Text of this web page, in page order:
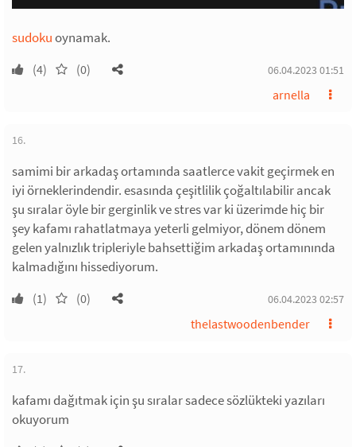
sudokuoynamak.
(4) (0) 06.04.2023 01:51
arnella
16.
samimi bir arkadaş ortamında saatlerce vakit geçirmek en
iyi örneklerindendir. esasında çeşitlilik çoğaltılabilir ancak
şu sıralar öyle bir gerginlik ve stres var ki üzerimde hiç bir
şey kafamı rahatlatmaya yeterli gelmiyor, dönem dönem
gelen yalnızlık tripleriyle bahsettiğim arkadaş ortamınında
kalmadığını hissediyorum.
(1) (0) 06.04.2023 02:57
thelastwoodenbender
17.
kafamı dağıtmak için şu sıralar sadece sözlükteki yazıları
okuyorum